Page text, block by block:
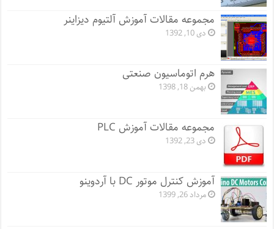
مجموعه مقالات آموزش آلتیوم دیزاینر
دی 10, 1392
هرم اتوماسیون صنعتی
بهمن 18, 1398
مجموعه مقالات آموزش PLC
دی 23, 1392
آموزش کنترل موتور DC با آردوینو
مرداد 26, 1399